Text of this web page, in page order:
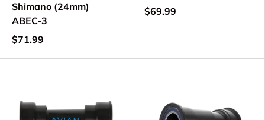
Shimano (24mm)
ABEC-3
$71.99
$69.99